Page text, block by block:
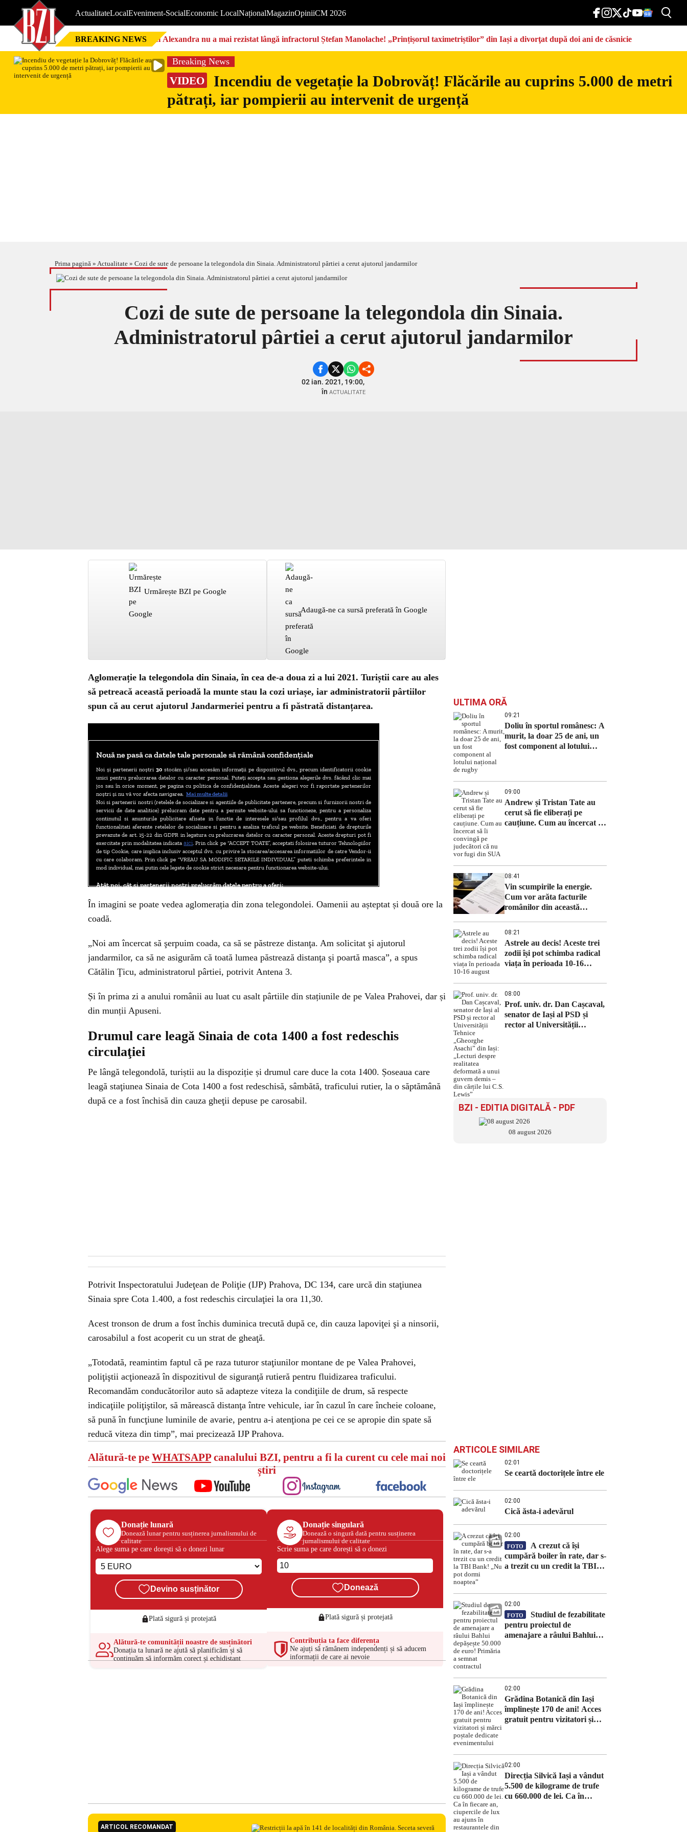
ActualitateLocalEveniment-SocialEconomic LocalNaționalMagazinOpiniiCM 2026
BREAKING NEWS Nici Alexandra nu a mai rezistat lângă infractorul Ștefan Manolache! „Prințișorul taximetriștilor” din Iași a divorţat după doi ani de căsnicie
Breaking News
VIDEO
Incendiu de vegetație la Dobrovăț! Flăcările au cuprins 5.000 de metri
pătrați, iar pompierii au intervenit de urgență
Prima pagină » Actualitate » Cozi de sute de persoane la telegondola din Sinaia. Administratorul pârtiei a cerut ajutorul jandarmilor
Cozi de sute de persoane la telegondola din Sinaia.
Administratorul pârtiei a cerut ajutorul jandarmilor
02 ian. 2021, 19:00,
în ACTUALITATE
Urmărește BZI pe Google
Adaugă-ne ca sursă preferată în Google
Aglomerație la telegondola din Sinaia, în cea de-a doua zi a lui 2021. Turiștii care au ales
să petreacă această perioadă la munte stau la cozi uriașe, iar administratorii pârtiilor
spun că au cerut ajutorul Jandarmeriei pentru a fi păstrată distanțarea.
În imagini se poate vedea aglomerația din zona telegondolei. Oamenii au așteptat și două ore la
coadă.
„Noi am încercat să şerpuim coada, ca să se păstreze distanţa. Am solicitat şi ajutorul
jandarmilor, ca să ne asigurăm că toată lumea păstrează distanţa şi poartă masca”, a spus
Cătălin Ţicu, administratorul pârtiei, potrivit Antena 3.
Și în prima zi a anului românii au luat cu asalt pârtiile din stațiunile de pe Valea Prahovei, dar și
din munții Apuseni.
Drumul care leagă Sinaia de cota 1400 a fost redeschis
circulaţiei
Pe lângă telegondolă, turiștii au la dispoziție și drumul care duce la cota 1400. Șoseaua care
leagă staţiunea Sinaia de Cota 1400 a fost redeschisă, sâmbătă, traficului rutier, la o săptămână
după ce a fost închisă din cauza gheţii depuse pe carosabil.
Potrivit Inspectoratului Judeţean de Poliţie (IJP) Prahova, DC 134, care urcă din staţiunea
Sinaia spre Cota 1.400, a fost redeschis circulaţiei la ora 11,30.
Acest tronson de drum a fost închis duminica trecută după ce, din cauza lapoviţei şi a ninsorii,
carosabilul a fost acoperit cu un strat de gheaţă.
„Totodată, reamintim faptul că pe raza tuturor staţiunilor montane de pe Valea Prahovei,
poliţiştii acţionează în dispozitivul de siguranţă rutieră pentru fluidizarea traficului.
Recomandăm conducătorilor auto să adapteze viteza la condiţiile de drum, să respecte
indicaţiile poliţiştilor, să mărească distanţa între vehicule, iar în cazul în care încheie coloane,
să pună în funcţiune luminile de avarie, pentru a-i atenţiona pe cei ce se apropie din spate să
reducă viteza din timp”, mai precizează IJP Prahova.
Alătură-te pe WHATSAPPcanalului BZI, pentru a fi la curent cu cele mai noi
știri
Donație lunară
Donează lunar pentru susținerea jurnalismului de
calitate
Alege suma pe care dorești să o donezi lunar
Devino susținător
Plată sigură și protejată
Alătură-te comunității noastre de susținători
Donația ta lunară ne ajută să planificăm și să
continuăm să informăm corect și echidistant
Donație singulară
Donează o singură dată pentru susținerea
jurnalismului de calitate
Scrie suma pe care dorești să o donezi
Donează
Plată sigură și protejată
Contribuția ta face diferența
Ne ajuți să rămânem independenți și să aducem
informații de care ai nevoie
ARTICOL RECOMANDAT
ULTIMA ORĂ
09:21
Doliu în sportul românesc: A
murit, la doar 25 de ani, un
fost component al lotului
09:00
Andrew și Tristan Tate au
cerut să fie eliberați pe
cauțiune. Cum au încercat să
08:41
Vin scumpirile la energie.
Cum vor arăta facturile
românilor din această
08:21
Astrele au decis! Aceste trei
zodii își pot schimba radical
viața în perioada 10-16
08:00
Prof. univ. dr. Dan Cașcaval,
senator de Iași al PSD și
rector al Universității
BZI - EDITIA DIGITALĂ - PDF
08 august 2026
ARTICOLE SIMILARE
02:01
Se ceartă doctorițele între ele
02:00
Cică ăsta-i adevărul
02:00
FOTO
A crezut că își
cumpără boiler în rate, dar s-
a trezit cu un credit la TBI
02:00
FOTO
Studiul de fezabilitate
pentru proiectul de
amenajare a râului Bahlui
02:00
Grădina Botanică din Iași
împlinește 170 de ani! Acces
gratuit pentru vizitatori și
02:00
Direcția Silvică Iași a vândut
5.500 de kilograme de trufe
cu 660.000 de lei. Ca în